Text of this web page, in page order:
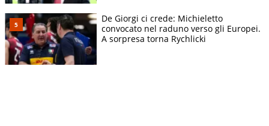
De Giorgi ci crede: Michieletto
convocato nel raduno verso gli Europei.
A sorpresa torna Rychlicki